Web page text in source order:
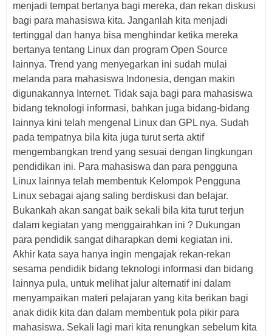
menjadi tempat bertanya bagi mereka, dan rekan diskusi
bagi para mahasiswa kita. Janganlah kita menjadi
tertinggal dan hanya bisa menghindar ketika mereka
bertanya tentang Linux dan program Open Source
lainnya. Trend yang menyegarkan ini sudah mulai
melanda para mahasiswa Indonesia, dengan makin
digunakannya Internet. Tidak saja bagi para mahasiswa
bidang teknologi informasi, bahkan juga bidang-bidang
lainnya kini telah mengenal Linux dan GPL nya. Sudah
pada tempatnya bila kita juga turut serta aktif
mengembangkan trend yang sesuai dengan lingkungan
pendidikan ini. Para mahasiswa dan para pengguna
Linux lainnya telah membentuk Kelompok Pengguna
Linux sebagai ajang saling berdiskusi dan belajar.
Bukankah akan sangat baik sekali bila kita turut terjun
dalam kegiatan yang menggairahkan ini ? Dukungan
para pendidik sangat diharapkan demi kegiatan ini.
Akhir kata saya hanya ingin mengajak rekan-rekan
sesama pendidik bidang teknologi informasi dan bidang
lainnya pula, untuk melihat jalur alternatif ini dalam
menyampaikan materi pelajaran yang kita berikan bagi
anak didik kita dan dalam membentuk pola pikir para
mahasiswa. Sekali lagi mari kita renungkan sebelum kita